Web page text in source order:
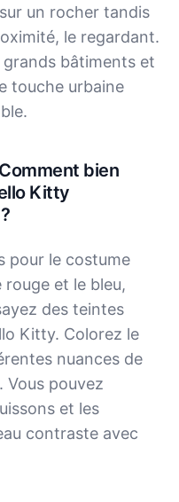
un rocher tandis
le regardant.
bâtiments et
touche urbaine
bien
Kitty
pour le costume
rouge et le bleu,
des teintes
Kitty. Colorez le
nuances de
Vous pouvez
et les
contraste avec